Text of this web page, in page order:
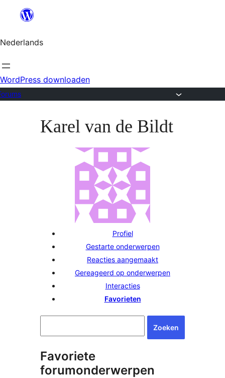
de
Nederlands
WordPress downloaden
Karel van de Bildt
Profiel
Gestarte onderwerpen
Reacties aangemaakt
Gereageerd op onderwerpen
Interacties
Favorieten
Favoriete
forumonderwerpen